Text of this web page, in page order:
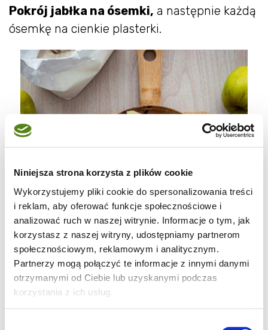
Niniejsza strona korzysta z plików cookie
Wykorzystujemy pliki cookie do spersonalizowania treści
i reklam, aby oferować funkcje społecznościowe i
analizować ruch w naszej witrynie. Informacje o tym, jak
korzystasz z naszej witryny, udostępniamy partnerom
społecznościowym, reklamowym i analitycznym.
Partnerzy mogą połączyć te informacje z innymi danymi
otrzymanymi od Ciebie lub uzyskanymi podczas
korzystania z ich usług.
Pokrój jabłka na ósemki, a następnie każdą
ósemkę na cienkie plasterki.
KROK 2